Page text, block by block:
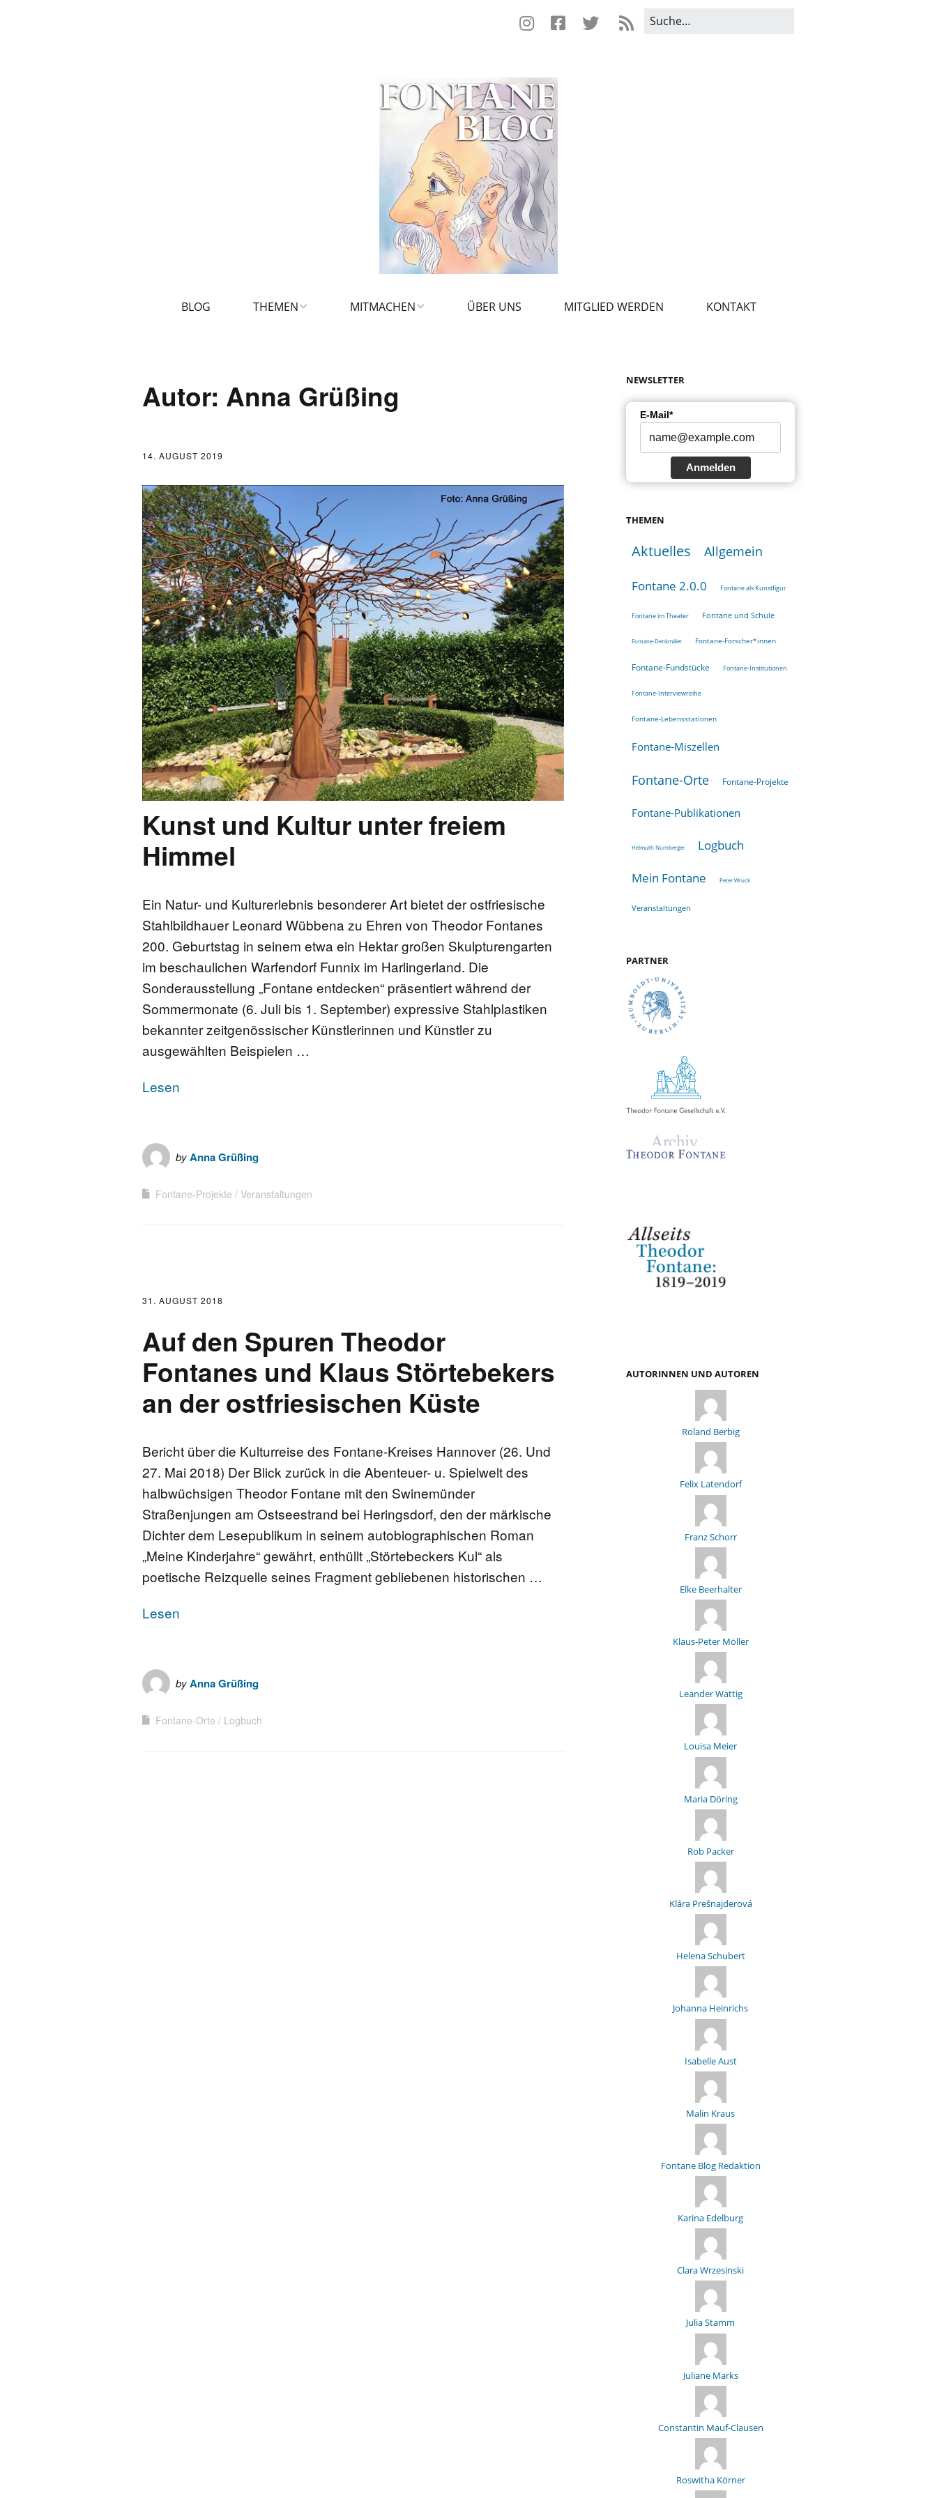
BLOG THEMEN
FONTANE UND SCHULE
FONTANE-
FORSCHER*INNEN
FONTANE-INSTITUTIONEN
FONTANE-
LEBENSSTATIONEN
FONTANE-ORTE
FONTANE-PROJEKTE
MITMACHEN ÜBER UNS MITGLIED WERDEN KONTAKT
Autor: Anna Grüßing
14. AUGUST 2019
Kunst und Kultur unter freiem
Himmel
Ein Natur- und Kulturerlebnis besonderer Art bietet der ostfriesische
Stahlbildhauer Leonard Wübbena zu Ehren von Theodor Fontanes
200. Geburtstag in seinem etwa ein Hektar großen Skulpturengarten
im beschaulichen Warfendorf Funnix im Harlingerland. Die
Sonderausstellung „Fontane entdecken“ präsentiert während der
Sommermonate (6. Juli bis 1. September) expressive Stahlplastiken
bekannter zeitgenössischer Künstlerinnen und Künstler zu
ausgewählten Beispielen …
Lesen
byAnna Grüßing
Fontane-Projekte Veranstaltungen
31. AUGUST 2018
Auf den Spuren Theodor
Fontanes und Klaus Störtebekers
an der ostfriesischen Küste
Bericht über die Kulturreise des Fontane-Kreises Hannover (26. Und
27. Mai 2018) Der Blick zurück in die Abenteuer- u. Spielwelt des
halbwüchsigen Theodor Fontane mit den Swinemünder
Straßenjungen am Ostseestrand bei Heringsdorf, den der märkische
Dichter dem Lesepublikum in seinem autobiographischen Roman
„Meine Kinderjahre“ gewährt, enthüllt „Störtebeckers Kul“ als
poetische Reizquelle seines Fragment gebliebenen historischen …
Lesen
byAnna Grüßing
Fontane-Orte Logbuch
NEWSLETTER
E-Mail*
Anmelden
THEMEN
Aktuelles Allgemein
Fontane 2.0.0 Fontane als Kunstfigur
Fontane im Theater Fontane und Schule
Fontane-Denkmäler Fontane-Forscher*innen
Fontane-Fundstücke Fontane-Institutionen
Fontane-Interviewreihe
Fontane-Lebensstationen
Fontane-Miszellen
Fontane-Orte Fontane-Projekte
Fontane-Publikationen
Helmuth Nürnberger Logbuch
Mein Fontane Peter Wruck
Veranstaltungen
PARTNER
AUTORINNEN UND AUTOREN
Roland Berbig
Felix Latendorf
Franz Schorr
Elke Beerhalter
Klaus-Peter Möller
Leander Wattig
Louisa Meier
Maria Döring
Rob Packer
Klára Prešnajderová
Helena Schubert
Johanna Heinrichs
Isabelle Aust
Malin Kraus
Fontane Blog Redaktion
Karina Edelburg
Clara Wrzesinski
Julia Stamm
Juliane Marks
Constantin Mauf-Clausen
Roswitha Körner